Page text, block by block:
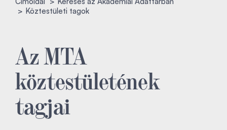
Köztestületi tagok
Az MTA
köztestületének
tagjai